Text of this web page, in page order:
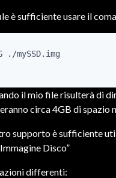
è sufficiente usare il
mySSD.img
il mio file risulterà di
circa 4GB di spazio
supporto è sufficiente
Disco”
differenti: